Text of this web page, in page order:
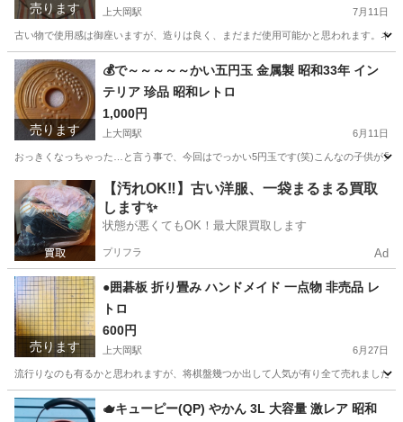
売ります 上大岡駅 7月11日
古い物で使用感は御座いますが、造りは良く、まだまだ使用可能かと思われます。ネ
神奈川 横浜市 上大岡駅 靴/バッグ 本革
売ります
💰️で～～～～～かい五円玉 金属製 昭和33年 イン
テリア 珍品 昭和レトロ
1,000円
上大岡駅 6月11日
おっきくなっちゃった…と言う事で、今回はでっかい5円玉です(笑)こんなの子供が見
神奈川 横浜市 上大岡駅 インテリア雑貨/小物 5円玉
【汚れOK‼️】古い洋服、一袋まるまる買取
します✨
状態が悪くてもOK！最大限買取します
プリフラ Ad
売ります
●囲碁板 折り畳み ハンドメイド 一点物 非売品 レ
トロ
600円
上大岡駅 6月27日
流行りなのも有るかと思われますが、将棋盤幾つか出して人気が有り全て売れました
神奈川 横浜市 上大岡駅 おもちゃ レトロ
🫖キューピー(QP) やかん 3L 大容量 激レア 昭和